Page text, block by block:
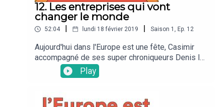
12. Les entreprises qui vont
changer le monde
52:04 lundi 18 février 2019 Saison 1 , Ep. 12
Aujourd'hui dans l'Europe est une fête, Casimir
accompagné de ses super chroniqueurs Denis le
croate et Carla l'italienne, vont nous parler des
"entreprises qui vont changer le monde"
Play